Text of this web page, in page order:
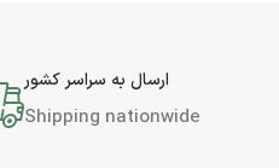
ارسال به سراسر کشور
Shipping nationwide